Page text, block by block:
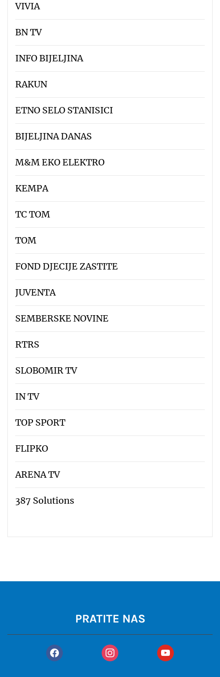
VIVIA
BN TV
INFO BIJELJINA
RAKUN
ETNO SELO STANISICI
BIJELJINA DANAS
M&M EKO ELEKTRO
KEMPA
TC TOM
TOM
FOND DJECIJE ZASTITE
JUVENTA
SEMBERSKE NOVINE
RTRS
SLOBOMIR TV
IN TV
TOP SPORT
FLIPKO
ARENA TV
387 Solutions
PRATITE NAS
facebook instagram youtube